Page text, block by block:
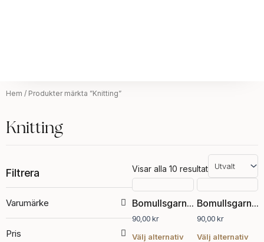
Hem / Produkter märkta ”Knitting”
Knitting
Filtrera
Varumärke
Pris
Visar alla 10 resultat
Bomullsgarn Julia Print
90,00kr
Välj alternativ
produkten
flera
Bomullsgarn Julia Solid
90,00kr
Välj alternativ